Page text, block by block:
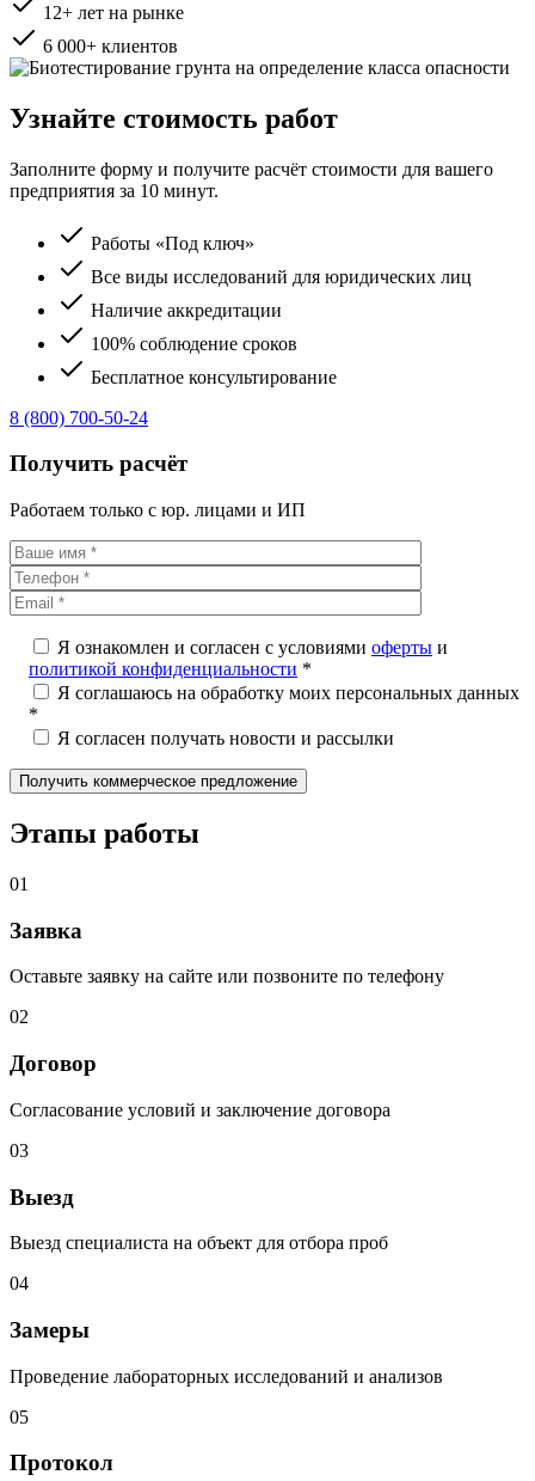
12+ лет на рынке
6 000+ клиентов
Узнайте стоимость работ
Заполните форму и получите расчёт стоимости для вашего
предприятия за 10 минут.
Работы «Под ключ»
Все виды исследований для юридических лиц
Наличие аккредитации
100% соблюдение сроков
Бесплатное консультирование
8 (800) 700-50-24
Получить расчёт
Работаем только с юр. лицами и ИП
Я ознакомлен и согласен с условиями оферты и
политикой конфиденциальности *
Я соглашаюсь на обработку моих персональных данных
*
Я согласен получать новости и рассылки
Этапы работы
01
Заявка
Оставьте заявку на сайте или позвоните по телефону
02
Договор
Согласование условий и заключение договора
03
Выезд
Выезд специалиста на объект для отбора проб
04
Замеры
Проведение лабораторных исследований и анализов
05
Протокол